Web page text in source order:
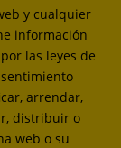
y cualquier
información
las leyes de
arrendar,
distribuir o
web o su